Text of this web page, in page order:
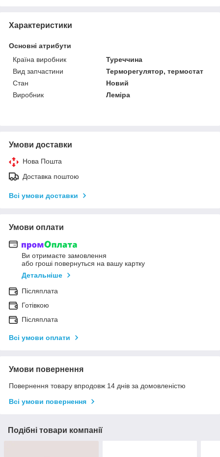
Характеристики
Основні атрибути
Країна виробник
Туреччина
Вид запчастини
Терморегулятор, термостат
Стан
Новий
Виробник
Леміра
Умови доставки
Нова Пошта
Доставка поштою
Всі умови доставки
Умови оплати
Ви отримаєте замовлення
або гроші повернуться на вашу картку
Детальніше
Післяплата
Готівкою
Післяплата
Всі умови оплати
Умови повернення
Повернення товару впродовж 14 днів за домовленістю
Всі умови повернення
Подібні товари компанії